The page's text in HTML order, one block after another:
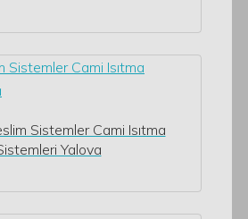
Sistemler Cami Isıtma
Yalova